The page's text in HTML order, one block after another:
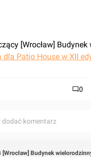
dla Patio House w XII
0
dodać komentarz
[Wrocław] Budynek